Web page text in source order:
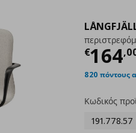
€164,
820 πόντους
Κωδικός
191.778.57